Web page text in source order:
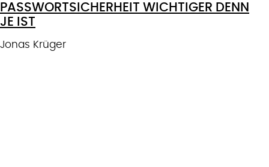
PASSWORTSICHERHEIT WICHTIGER DENN
JE IST
Jonas Krüger